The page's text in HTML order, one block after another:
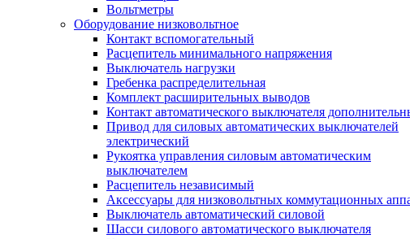
Вольтметры
Оборудование низковольтное
Контакт вспомогательный
Расцепитель минимального напряжения
Выключатель нагрузки
Гребенка распределительная
Комплект расширительных выводов
Контакт автоматического выключателя
Привод для силовых автоматических выключателей
электрический
Рукоятка управления силовым автоматическим
выключателем
Расцепитель независимый
Аксессуары для низковольтных коммутационных
Выключатель автоматический силовой
Шасси силового автоматического выключателя